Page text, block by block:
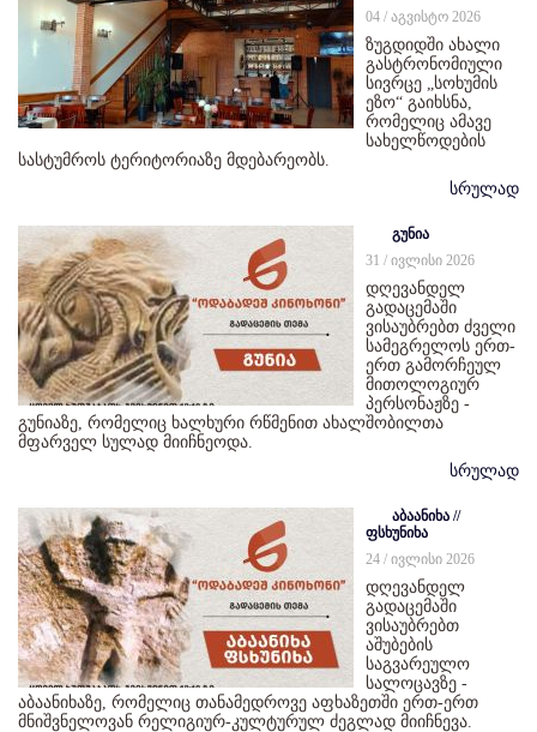
04 / აგვისტო 2026
ზუგდიდში ახალი
გასტრონომიული
სივრცე „სოხუმის
ეზო“ გაიხსნა,
რომელიც ამავე
სახელწოდების
სასტუმროს ტერიტორიაზე მდებარეობს.
სრულად
გუნია
31 / ივლისი 2026
დღევანდელ
გადაცემაში
ვისაუბრებთ ძველი
სამეგრელოს ერთ-
ერთ გამორჩეულ
მითოლოგიურ
პერსონაჟზე -
გუნიაზე, რომელიც ხალხური რწმენით ახალშობილთა
მფარველ სულად მიიჩნეოდა.
სრულად
აბაანიხა //
ფსხუნიხა
24 / ივლისი 2026
დღევანდელ
გადაცემაში
ვისაუბრებთ
აშუბების
საგვარეულო
სალოცავზე -
აბაანიხაზე, რომელიც თანამედროვე აფხაზეთში ერთ-ერთ
მნიშვნელოვან რელიგიურ-კულტურულ ძეგლად მიიჩნევა.